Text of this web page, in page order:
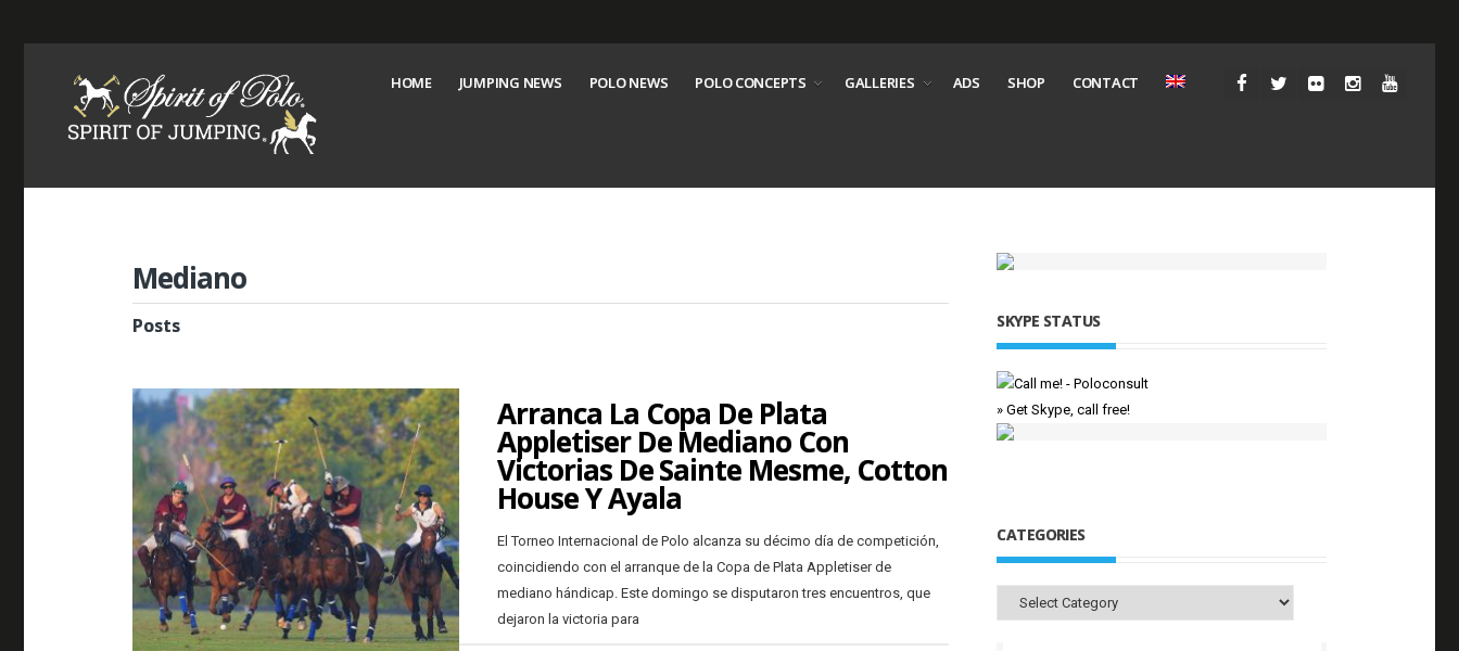
HOME JUMPING NEWS POLO NEWS POLO CONCEPTS GALLERIES ADS SHOP CONTACT
Mediano
Posts
Arranca La Copa De Plata
Appletiser De Mediano Con
Victorias De Sainte Mesme, Cotton
House Y Ayala
El Torneo Internacional de Polo alcanza su décimo día de competición,
coincidiendo con el arranque de la Copa de Plata Appletiser de
mediano hándicap. Este domingo se disputaron tres encuentros, que
dejaron la victoria para
SKYPE STATUS
» Get Skype, call free!
CATEGORIES
Categories